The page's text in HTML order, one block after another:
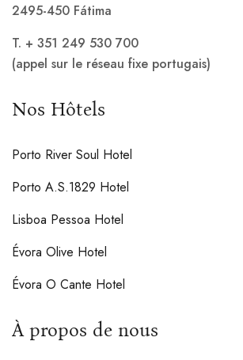
2495-450 Fátima
T. + 351 249 530 700
(appel sur le réseau fixe portugais)
Nos Hôtels
Porto River Soul Hotel
Porto A.S.1829 Hotel
Lisboa Pessoa Hotel
Évora Olive Hotel
Évora O Cante Hotel
À propos de nous